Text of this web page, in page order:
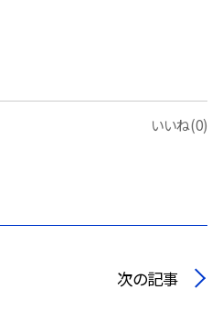
いいね(0)
次の記事